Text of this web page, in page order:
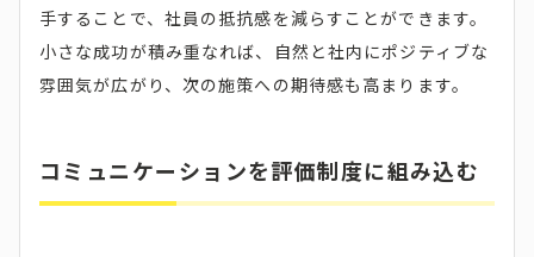
手することで、社員の抵抗感を減らすことができます。
小さな成功が積み重なれば、自然と社内にポジティブな
雰囲気が広がり、次の施策への期待感も高まります。
コミュニケーションを評価制度に組み込む